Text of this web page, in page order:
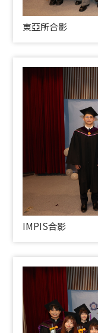
東亞所合影
IMPIS合影